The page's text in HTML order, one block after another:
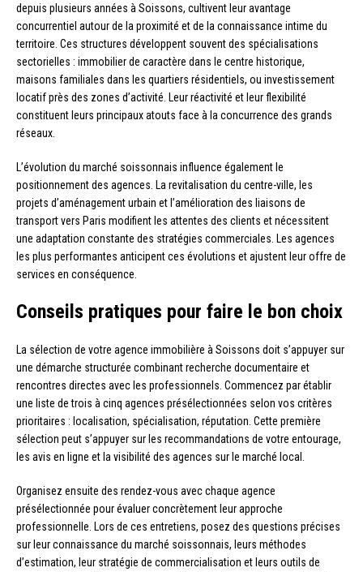
depuis plusieurs années à Soissons, cultivent leur avantage
concurrentiel autour de la proximité et de la connaissance intime du
territoire. Ces structures développent souvent des spécialisations
sectorielles : immobilier de caractère dans le centre historique,
maisons familiales dans les quartiers résidentiels, ou investissement
locatif près des zones d’activité. Leur réactivité et leur flexibilité
constituent leurs principaux atouts face à la concurrence des grands
réseaux.
L’évolution du marché soissonnais influence également le
positionnement des agences. La revitalisation du centre-ville, les
projets d’aménagement urbain et l’amélioration des liaisons de
transport vers Paris modifient les attentes des clients et nécessitent
une adaptation constante des stratégies commerciales. Les agences
les plus performantes anticipent ces évolutions et ajustent leur offre de
services en conséquence.
Conseils pratiques pour faire le bon choix
La sélection de votre agence immobilière à Soissons doit s’appuyer sur
une démarche structurée combinant recherche documentaire et
rencontres directes avec les professionnels. Commencez par établir
une liste de trois à cinq agences présélectionnées selon vos critères
prioritaires : localisation, spécialisation, réputation. Cette première
sélection peut s’appuyer sur les recommandations de votre entourage,
les avis en ligne et la visibilité des agences sur le marché local.
Organisez ensuite des rendez-vous avec chaque agence
présélectionnée pour évaluer concrètement leur approche
professionnelle. Lors de ces entretiens, posez des questions précises
sur leur connaissance du marché soissonnais, leurs méthodes
d’estimation, leur stratégie de commercialisation et leurs outils de